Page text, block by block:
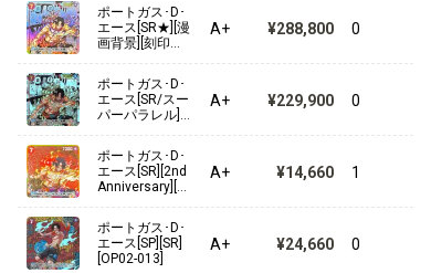
【ST-14】3D2Y
【ST-13】3兄弟の絆
【ST-12】ゾロ&サンジ
【ST-11】Side ウタ
【ST-10】“三船長”集結
【ST-09】Side ヤマト
ポートガス･D･
エース[SR★][漫
画背景][刻印あ
A+ ¥288,800 0
ポートガス･D･
エース[SR/スー
パーパラレル]
画コマ]
A+ ¥229,900 0
ポートガス･D･
エース[SR][2nd
Anniversary][O
A+ ¥14,660 1
ポートガス･D･
エース[SP][SR]
[OP02-013]
A+ ¥24,660 0